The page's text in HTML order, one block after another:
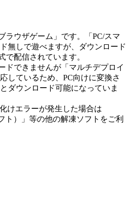
ラウザゲーム」です。「PC/スマ
無しで遊べますが、ダウンロード
で配信されています。
ドできませんが「マルチデプロイ
しているため、PC向けに変換さ
ダウンロード可能になっていま
けエラーが発生した場合は
ト）」等の他の解凍ソフトをご利